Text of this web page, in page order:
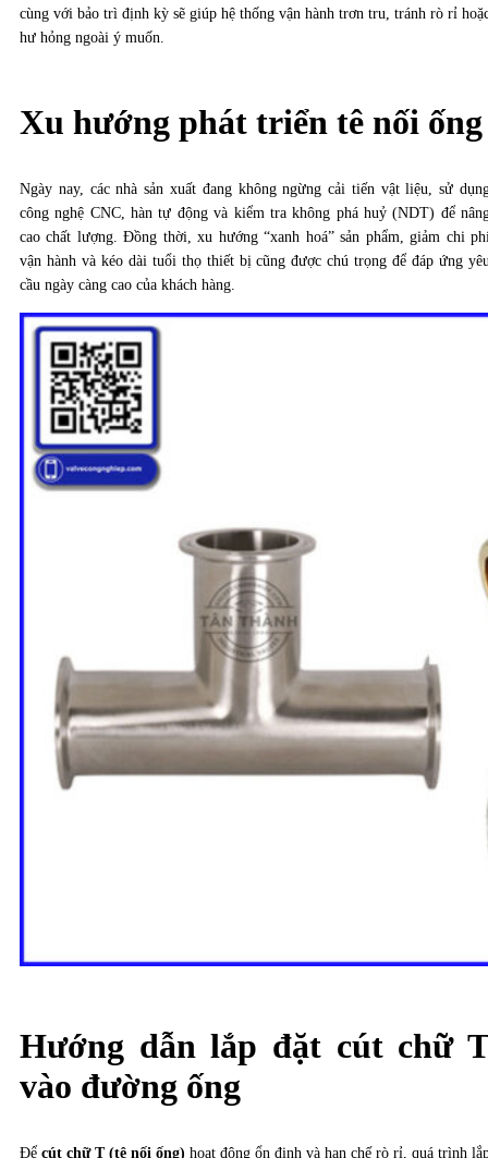
cùng với bảo trì định kỳ sẽ giúp hệ thống vận hành trơn tru, tránh rò rỉ
hư hỏng ngoài ý muốn.
Xu hướng phát triển tê nối ống
Ngày nay, các nhà sản xuất đang không ngừng cải tiến vật liệu, sử
công nghệ CNC, hàn tự động và kiểm tra không phá huỷ (NDT) để
cao chất lượng. Đồng thời, xu hướng “xanh hoá” sản phẩm, giảm chi
vận hành và kéo dài tuổi thọ thiết bị cũng được chú trọng để đáp ứng
cầu ngày càng cao của khách hàng.
Hướng dẫn lắp đặt cút chữ
vào đường ống
Để cút chữ T (tê nối ống) hoạt động ổn định và hạn chế rò rỉ, quá trình